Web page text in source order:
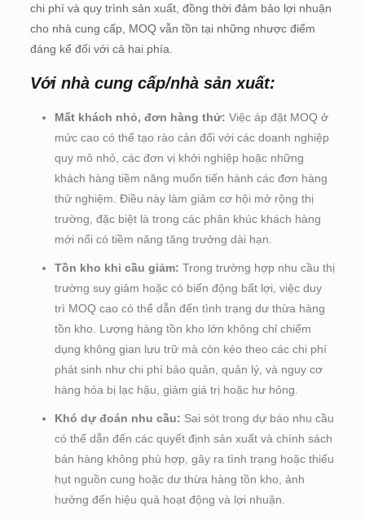
chi phí và quy trình sản xuất, đồng thời đảm bảo lợi nhuận
cho nhà cung cấp, MOQ vẫn tồn tại những nhược điểm
đáng kể đối với cả hai phía.
Với nhà cung cấp/nhà sản xuất:
Mất khách nhỏ, đơn hàng thử: Việc áp đặt MOQ ở
mức cao có thể tạo rào cản đối với các doanh nghiệp
quy mô nhỏ, các đơn vị khởi nghiệp hoặc những
khách hàng tiềm năng muốn tiến hành các đơn hàng
thử nghiệm. Điều này làm giảm cơ hội mở rộng thị
trường, đặc biệt là trong các phân khúc khách hàng
mới nổi có tiềm năng tăng trưởng dài hạn.
Tồn kho khi cầu giảm: Trong trường hợp nhu cầu thị
trường suy giảm hoặc có biến động bất lợi, việc duy
trì MOQ cao có thể dẫn đến tình trạng dư thừa hàng
tồn kho. Lượng hàng tồn kho lớn không chỉ chiếm
dụng không gian lưu trữ mà còn kéo theo các chi phí
phát sinh như chi phí bảo quản, quản lý, và nguy cơ
hàng hóa bị lạc hậu, giảm giá trị hoặc hư hỏng.
Khó dự đoán nhu cầu: Sai sót trong dự báo nhu cầu
có thể dẫn đến các quyết định sản xuất và chính sách
bán hàng không phù hợp, gây ra tình trạng hoặc thiếu
hụt nguồn cung hoặc dư thừa hàng tồn kho, ảnh
hưởng đến hiệu quả hoạt động và lợi nhuận.